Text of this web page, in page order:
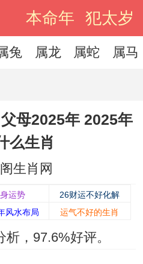
本命年 犯太岁
兔 属龙 属蛇 属马
母2025年 2025年
么生肖
生肖网
运势
26财运不好化解
风水布局 运气不好的生肖
析， 97.6%好评。